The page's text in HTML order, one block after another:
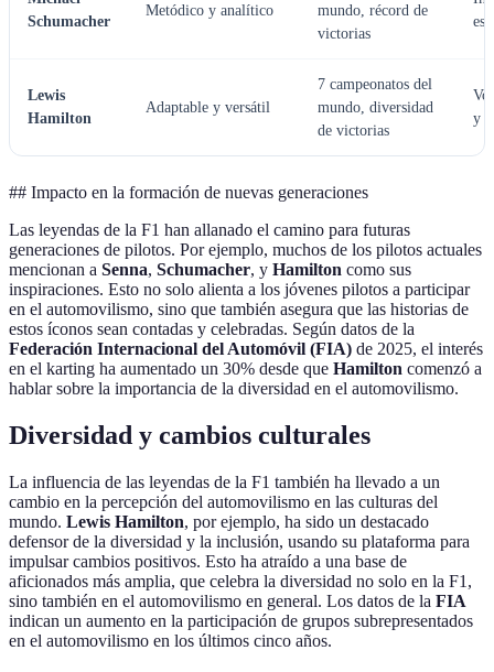
Schumacher
Metódico y analítico
mundo, récord de
victorias
Lewis
Hamilton
Adaptable y versátil
7 campeonatos del
mundo, diversidad
de victorias
y
## Impacto en la formación de nuevas generaciones
Las leyendas de la F1 han allanado el camino para futuras
generaciones de pilotos. Por ejemplo, muchos de los pilotos actuales
mencionan a Senna, Schumacher, y Hamilton como sus
inspiraciones. Esto no solo alienta a los jóvenes pilotos a participar
en el automovilismo, sino que también asegura que las historias de
estos íconos sean contadas y celebradas. Según datos de la
Federación Internacional del Automóvil (FIA) de 2025, el interés
en el karting ha aumentado un 30% desde que Hamilton comenzó a
hablar sobre la importancia de la diversidad en el automovilismo.
Diversidad y cambios culturales
La influencia de las leyendas de la F1 también ha llevado a un
cambio en la percepción del automovilismo en las culturas del
mundo. Lewis Hamilton, por ejemplo, ha sido un destacado
defensor de la diversidad y la inclusión, usando su plataforma para
impulsar cambios positivos. Esto ha atraído a una base de
aficionados más amplia, que celebra la diversidad no solo en la F1,
sino también en el automovilismo en general. Los datos de la FIA
indican un aumento en la participación de grupos subrepresentados
en el automovilismo en los últimos cinco años.